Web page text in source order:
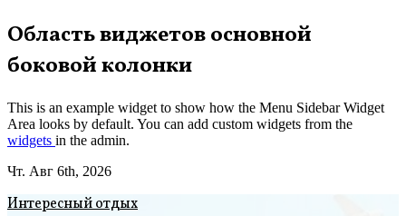
Перейти
к
содержимому
Область виджетов основной
боковой колонки
This is an example widget to show how the Menu Sidebar Widget
Area looks by default. You can add custom widgets from the
widgets in the admin.
Чт. Авг 6th, 2026
Интересный отдых